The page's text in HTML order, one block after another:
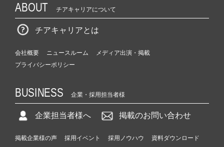
ABOUT チアキャリアについて
チアキャリアとは
会社概要 ニュースルーム
メディア出演・掲載
プライバシーポリシー
BUSINESS 企業・採用担当者様
企業担当者様へ 掲載のお問い合わせ
掲載企業様の声 採用イベント 採用ノウハウ
資料ダウンロード